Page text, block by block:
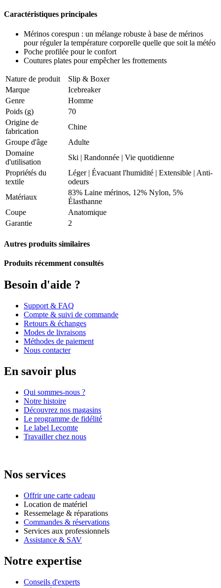
Caractéristiques principales
Mérinos corespun : un mélange robuste à base de mérinos
pour réguler la température corporelle quelle que soit la météo
Poche profilée pour le confort
Coutures plates pour empêcher les frottements
Nature de produit
Slip & Boxer
Marque
Icebreaker
Genre
Homme
Poids (g)
70
Origine de
fabrication
Chine
Groupe d'âge
Adulte
Domaine
d'utilisation
Ski | Randonnée | Vie quotidienne
Propriétés du
textile
Léger| Évacuant l'humidité | Extensible | Anti-
odeurs
Matériaux
83% Laine mérinos, 12% Nylon, 5%
Élasthanne
Coupe
Anatomique
Garantie
2
Autres produits similaires
Produits récemment consultés
Besoin d'aide ?
Support & FAQ
Compte & suivi de commande
Retours & échanges
Modes de livraisons
Méthodes de paiement
Nous contacter
En savoir plus
Qui sommes-nous ?
Notre histoire
Découvrez nos magasins
Le programme de fidélité
Le label Lecomte
Travailler chez nous
Nos services
Offrir une carte cadeau
Location de matériel
Ressemelage & réparations
Commandes & réservations
Services aux professionnels
Assistance & SAV
Notre expertise
Conseils d'experts